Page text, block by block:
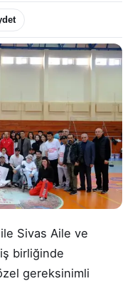
Sivas Aile ve
birliğinde
gereksinimli